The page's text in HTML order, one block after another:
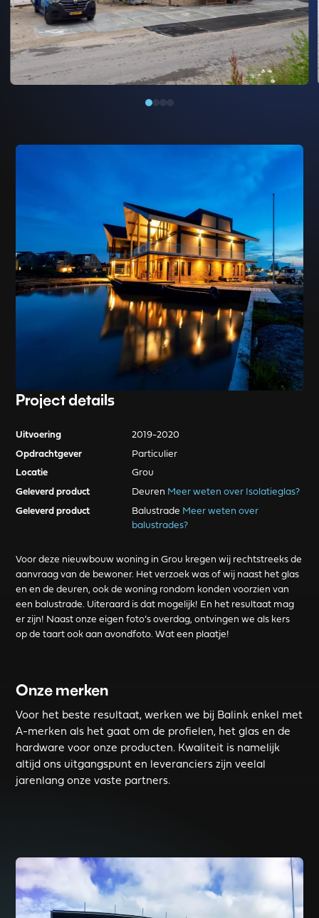
Project details
Uitvoering 2019-2020
Opdrachtgever Particulier
Locatie Grou
Geleverd product Deuren Meer weten over Isolatieglas?
Geleverd product Balustrade Meer weten over
balustrades?
Voor deze nieuwbouw woning in Grou kregen wij rechtstreeks de
aanvraag van de bewoner. Het verzoek was of wij naast het glas
en en de deuren, ook de woning rondom konden voorzien van
een balustrade. Uiteraard is dat mogelijk! En het resultaat mag
er zijn! Naast onze eigen foto’s overdag, ontvingen we als kers
op de taart ook aan avondfoto. Wat een plaatje!
Onze merken
Voor het beste resultaat, werken we bij Balink enkel met
A-merken als het gaat om de profielen, het glas en de
hardware voor onze producten. Kwaliteit is namelijk
altijd ons uitgangspunt en leveranciers zijn veelal
jarenlang onze vaste partners.